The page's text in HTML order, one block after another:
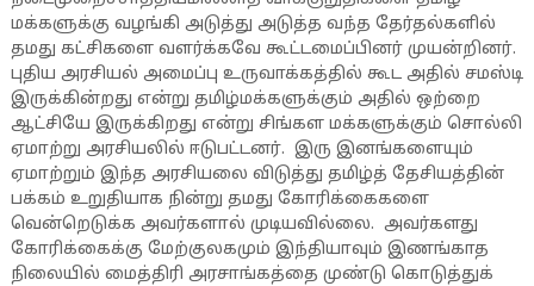
மக்களுக்கு வழங்கி அடுத்து அடுத்த வந்த தேர்தல்களில்
தமது கட்சிகளை வளர்க்கவே கூட்டமைப்பினர் முயன்றினர்.
புதிய அரசியல் அமைப்பு உருவாக்கத்தில் கூட அதில் சமஸ்டி
இருக்கின்றது என்று தமிழ்மக்களுக்கும் அதில் ஒற்றை
ஆட்சியே இருக்கிறது என்று சிங்கள மக்களுக்கும் சொல்லி
ஏமாற்று அரசியலில் ஈடுபட்டனர். இரு இனங்களையும்
ஏமாற்றும் இந்த அரசியலை விடுத்து தமிழ்த் தேசியத்தின்
பக்கம் உறுதியாக நின்று தமது கோரிக்கைகளை
வென்றெடுக்க அவர்களால் முடியவில்லை. அவர்களது
கோரிக்கைக்கு மேற்குலகமும் இந்தியாவும் இணங்காத
நிலையில் மைத்திரி அரசாங்கத்தை முண்டு கொடுத்துக்